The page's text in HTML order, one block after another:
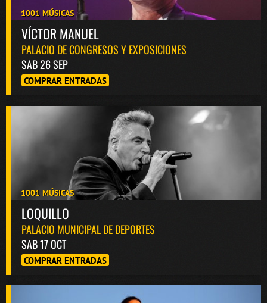
1001 MÚSICAS
VÍCTOR MANUEL
PALACIO DE CONGRESOS Y EXPOSICIONES
SAB 26 SEP
COMPRAR ENTRADAS
1001 MÚSICAS
LOQUILLO
PALACIO MUNICIPAL DE DEPORTES
SAB 17 OCT
COMPRAR ENTRADAS